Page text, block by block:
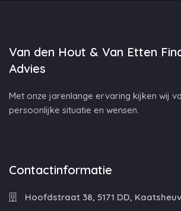
Van den Hout & Van Etten
Advies
Met onze jarenlange ervaring kijken wij
persoonlijke situatie en wensen.
Contactinformatie
Hoofdstraat 38, 5171 DD,